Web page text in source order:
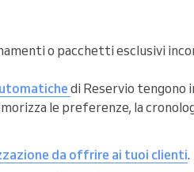
o pacchetti esclusivi
di Reservio tengono
le preferenze, la
da offrire ai tuoi clienti.